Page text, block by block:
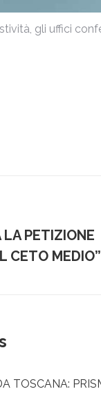
gli uffici
LA PETIZIONE
CETO MEDIO”
TOSCANA: